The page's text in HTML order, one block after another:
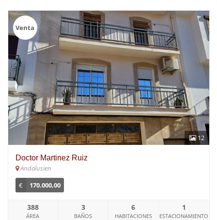
12
Venta
Doctor Martinez Ruiz
Andalusien
€
170.000,00
388
ÁREA
3
BAÑOS
6
HABITACIONES
1
ESTACIONAMIENTO